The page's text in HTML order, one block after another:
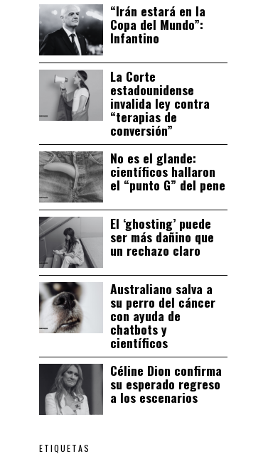
“Irán estará en la
Copa del Mundo”:
Infantino
La Corte
estadounidense
invalida ley contra
“terapias de
conversión”
No es el glande:
científicos hallaron
el “punto G” del pene
El ‘ghosting’ puede
ser más dañino que
un rechazo claro
Australiano salva a
su perro del cáncer
con ayuda de
chatbots y
científicos
Céline Dion confirma
su esperado regreso
a los escenarios
ETIQUETAS